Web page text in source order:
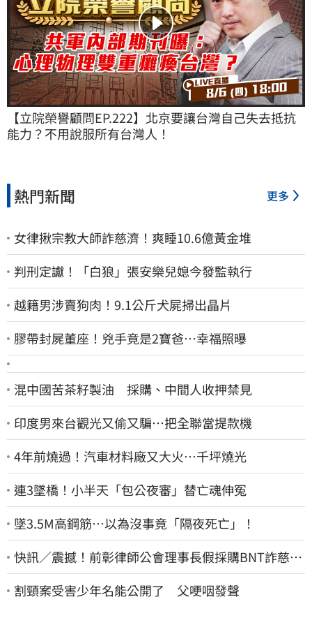
【立院榮譽顧問EP.222】北京要讓台灣自己失去抵抗
能力？不用說服所有台灣人！
熱門新聞 更多
女律揪宗教大師詐慈濟！爽睡10.6億黃金堆
判刑定讞！「白狼」張安樂兒媳今發監執行
越籍男涉賣狗肉！9.1公斤犬屍掃出晶片
膠帶封屍董座！兇手竟是2寶爸…幸福照曝
混中國苦茶籽製油 採購、中間人收押禁見
印度男來台觀光又偷又騙…把全聯當提款機
4年前燒過！汽車材料廠又大火…千坪燒光
連3墜橋！小半天「包公夜審」替亡魂伸冤
墜3.5M高鋼筋…以為沒事竟「隔夜死亡」！
快訊／震撼！前彰律師公會理事長假採購BNT詐慈濟
10億、洗錢囤232kg黃金
割頸案受害少年名能公開了 父哽咽發聲